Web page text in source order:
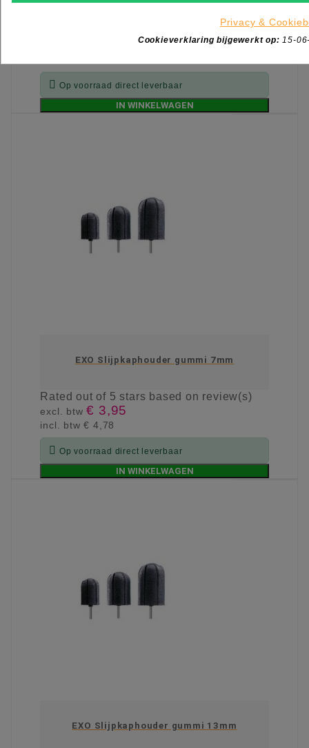
review(s)
 Op voorraad direct leverbaar
IN WINKELWAGEN
EXO Slijpkaphouder gummi 7mm
Ratedout of 5 stars based on review(s)
excl. btw€ 3,95
incl. btw€ 4,78
 Op voorraad direct leverbaar
IN WINKELWAGEN
EXO Slijpkaphouder gummi 13mm
Privacy &
Cookieverklaring bijgewerkt op: 15-